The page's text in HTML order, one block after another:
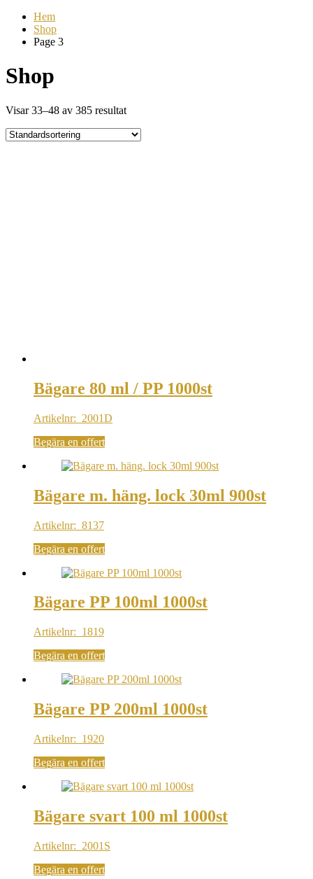
Hem
Shop
Page 3
Shop
Visar 33–48 av 385 resultat
Bägare 80 ml / PP 1000st
Artikelnr: 2001D
Begära en offert
Bägare m. häng. lock 30ml 900st
Artikelnr: 8137
Begära en offert
Bägare PP 100ml 1000st
Artikelnr: 1819
Begära en offert
Bägare PP 200ml 1000st
Artikelnr: 1920
Begära en offert
Bägare svart 100 ml 1000st
Artikelnr: 2001S
Begära en offert